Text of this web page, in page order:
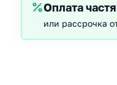
Оплата
или рассрочка